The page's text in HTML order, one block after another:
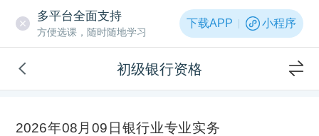
多平台全面支持
方便选课，随时随地学习
下载APP 小程序
初级银行资格
2026年08月09日银行业专业实务